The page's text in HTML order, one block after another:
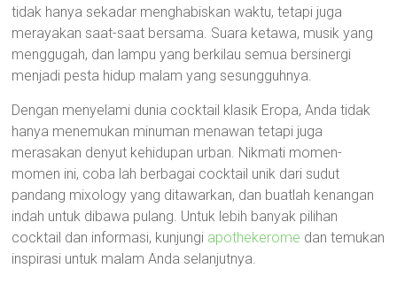
tidak hanya sekadar menghabiskan waktu, tetapi juga
merayakan saat-saat bersama. Suara ketawa, musik yang
menggugah, dan lampu yang berkilau semua bersinergi
menjadi pesta hidup malam yang sesungguhnya.
Dengan menyelami dunia cocktail klasik Eropa, Anda tidak
hanya menemukan minuman menawan tetapi juga
merasakan denyut kehidupan urban. Nikmati momen-
momen ini, coba lah berbagai cocktail unik dari sudut
pandang mixology yang ditawarkan, dan buatlah kenangan
indah untuk dibawa pulang. Untuk lebih banyak pilihan
cocktail dan informasi, kunjungi apothekerome dan temukan
inspirasi untuk malam Anda selanjutnya.